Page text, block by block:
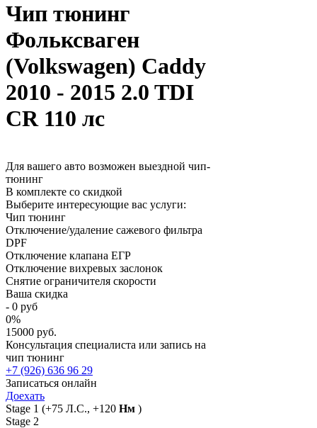
Чип тюнинг
Фольксваген
(Volkswagen) Caddy
2010 - 2015 2.0 TDI
CR 110 лс
Для вашего авто возможен выездной чип-
тюнинг
В комплекте со скидкой
Выберите интересующие вас услуги:
Чип тюнинг
Отключение/удаление сажевого фильтра
DPF
Отключение клапана ЕГР
Отключение вихревых заслонок
Снятие ограничителя скорости
Ваша скидка
- 0 руб
0%
15000 руб.
Консультация специалиста или запись на
чип тюнинг
+7 (926) 636 96 29
Записаться онлайн
Доехать
Stage 1 (+75 Л.С., +120 Нм )
Stage 2